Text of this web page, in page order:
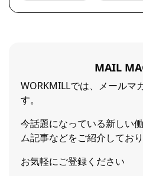
MAIL
WORKMILLでは、メールマ
す。
今話題になっている新しい
ム記事などをご紹介しており
お気軽にご登録ください